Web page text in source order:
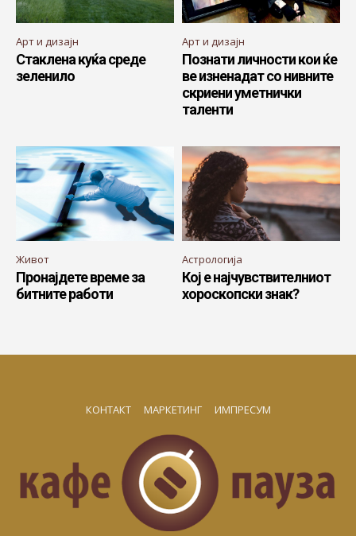
Арт и дизајн
Стаклена куќа среде
зеленило
Арт и дизајн
Познати личности кои ќе
ве изненадат со нивните
скриени уметнички
таленти
Живот
Пронајдете време за
битните работи
Астрологија
Кој е најчувствителниот
хороскопски знак?
КОНТАКТ МАРКЕТИНГ ИМПРЕСУМ